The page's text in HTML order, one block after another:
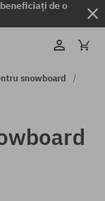
de o
snowboard